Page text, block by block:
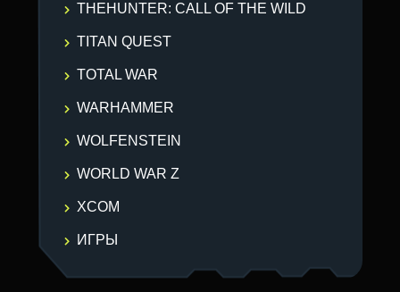
THEHUNTER: CALL OF THE WILD
TITAN QUEST
TOTAL WAR
WARHAMMER
WOLFENSTEIN
WORLD WAR Z
XCOM
ИГРЫ